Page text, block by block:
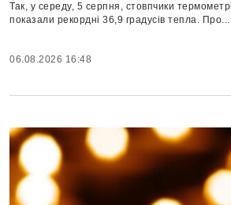
Так, у середу, 5 серпня, стовпчики
показали рекордні 36,9 градусів тепла. Про...
06.08.2026 16:48